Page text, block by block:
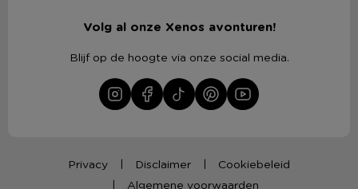
Volg al onze Xenos avonturen!
Blijf op de hoogte via onze social media.
Privacy Disclaimer
Cookiebeleid
Algemene voorwaarden